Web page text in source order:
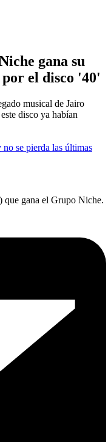
gana su
el disco '40'
musical de Jairo
disco ya habían
se pierda las últimas
que gana el Grupo Niche.